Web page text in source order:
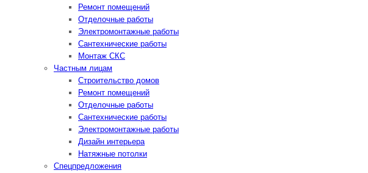
Ремонт помещений
Отделочные работы
Электромонтажные работы
Сантехнические работы
Монтаж СКС
Частным лицам
Cтроительство домов
Ремонт помещений
Отделочные работы
Сантехнические работы
Электромонтажные работы
Дизайн интерьера
Натяжные потолки
Спецпредложения